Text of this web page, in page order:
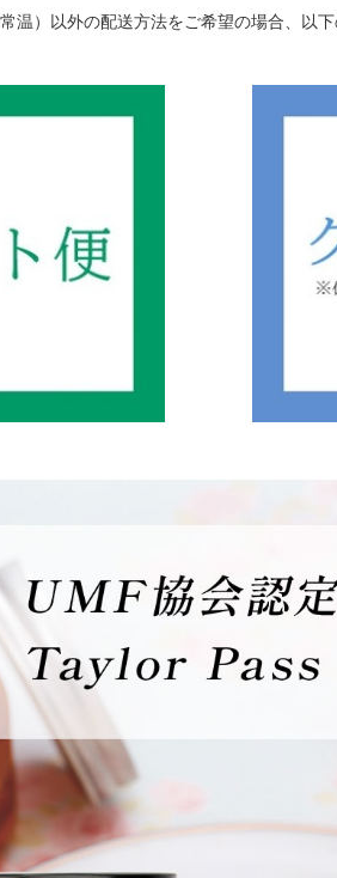
温）以外の配送方法をご希望の場合、以